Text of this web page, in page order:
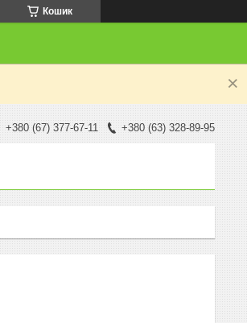
Кошик
+380 (67) 377-67-11 +380 (63) 328-89-95